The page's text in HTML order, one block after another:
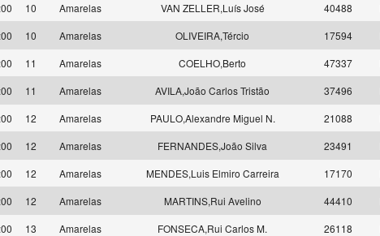
10 Amarelas VAN ZELLER,Luís José 40488
10 Amarelas OLIVEIRA,Tércio 17594
11 Amarelas COELHO,Berto 47337
11 Amarelas AVILA,João Carlos Tristão 37496
12 Amarelas PAULO,Alexandre Miguel N. 21088
12 Amarelas FERNANDES,João Silva 23491
12 Amarelas MENDES,Luis Elmiro Carreira 17170
12 Amarelas MARTINS,Rui Avelino 44410
13 Amarelas FONSECA,Rui Carlos M. 26118